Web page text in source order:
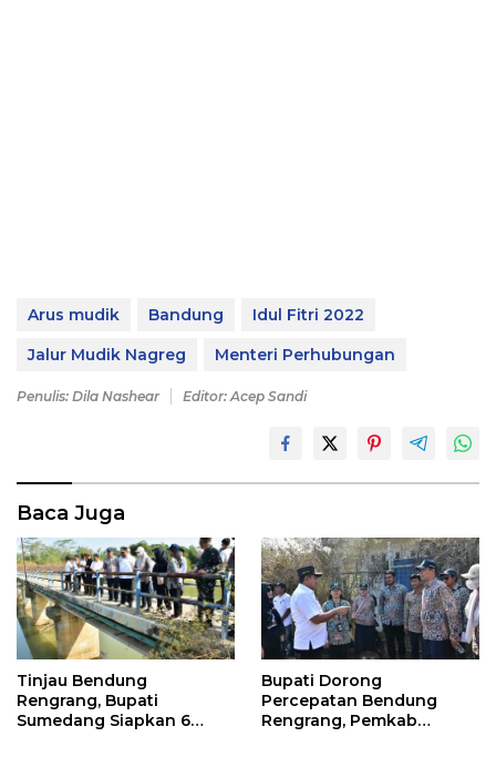
Arus mudik Bandung
Idul Fitri 2022
Jalur Mudik Nagreg
Menteri Perhubungan
Penulis: Dila Nashear Editor: Acep Sandi
Baca Juga
Tinjau Bendung
Rengrang, Bupati
Sumedang Siapkan 6
Bupati Dorong
Percepatan Bendung
Rengrang, Pemkab